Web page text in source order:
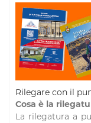
Rilegare con il
Cosa è la
La rilegatura a